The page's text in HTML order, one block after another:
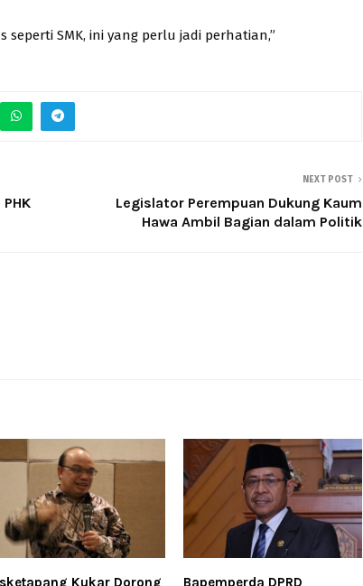
SMK, ini yang perlu jadi perhatian,”
NEXT POST
Legislator Perempuan Dukung Kaum
Hawa Ambil Bagian dalam Politik